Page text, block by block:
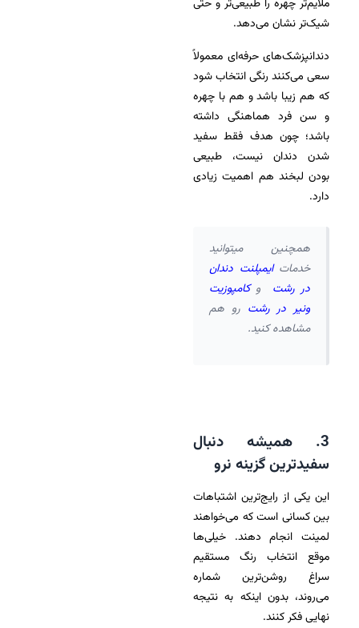
ملایم‌تر چهره را طبیعی‌تر و حتی
شیک‌تر نشان می‌دهد.
دندانپزشک‌های حرفه‌ای معمولاً
سعی می‌کنند رنگی انتخاب شود
که هم زیبا باشد و هم با چهره
و سن فرد هماهنگی داشته
باشد؛ چون هدف فقط سفید
شدن دندان نیست، طبیعی
بودن لبخند هم اهمیت زیادی
دارد.
همچنین میتوانید
خدماتایمپلنت دندان
در رشت وکامپوزیت
ونیر در رشت رو هم
مشاهده کنید.
3. همیشه دنبال
سفیدترین گزینه نرو
این یکی از رایج‌ترین اشتباهات
بین کسانی است که می‌خواهند
لمینت انجام دهند. خیلی‌ها
موقع انتخاب رنگ مستقیم
سراغ روشن‌ترین شماره
می‌روند، بدون اینکه به نتیجه
نهایی فکر کنند.